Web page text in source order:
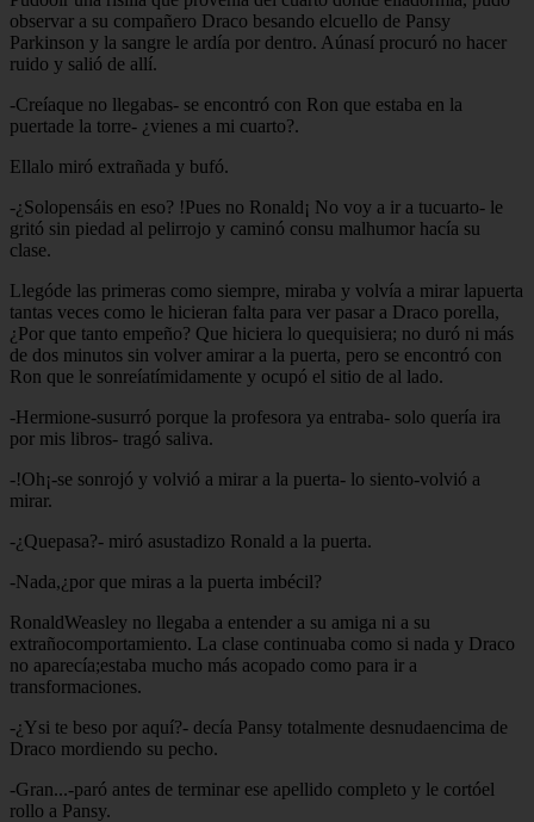
observar a su compañero Draco besando elcuello de Pansy
Parkinson y la sangre le ardía por dentro. Aúnasí procuró no hacer
ruido y salió de allí.
-Creíaque no llegabas- se encontró con Ron que estaba en la
puertade la torre- ¿vienes a mi cuarto?.
Ellalo miró extrañada y bufó.
-¿Solopensáis en eso? !Pues no Ronald¡ No voy a ir a tucuarto- le
gritó sin piedad al pelirrojo y caminó consu malhumor hacía su
clase.
Llegóde las primeras como siempre, miraba y volvía a mirar lapuerta
tantas veces como le hicieran falta para ver pasar a Draco porella,
¿Por que tanto empeño? Que hiciera lo quequisiera; no duró ni más
de dos minutos sin volver amirar a la puerta, pero se encontró con
Ron que le sonreíatímidamente y ocupó el sitio de al lado.
-Hermione-susurró porque la profesora ya entraba- solo quería ira
por mis libros- tragó saliva.
-!Oh¡-se sonrojó y volvió a mirar a la puerta- lo siento-volvió a
mirar.
-¿Quepasa?- miró asustadizo Ronald a la puerta.
-Nada,¿por que miras a la puerta imbécil?
RonaldWeasley no llegaba a entender a su amiga ni a su
extrañocomportamiento. La clase continuaba como si nada y Draco
no aparecía;estaba mucho más acopado como para ir a
transformaciones.
-¿Ysi te beso por aquí?- decía Pansy totalmente desnudaencima de
Draco mordiendo su pecho.
-Gran...-paró antes de terminar ese apellido completo y le cortóel
rollo a Pansy.